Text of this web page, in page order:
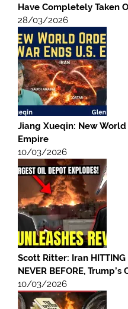
Have Completely Taken
28/03/2026
Jiang Xueqin: New World
Empire
10/03/2026
Scott Ritter: Iran HITTING
NEVER BEFORE,
10/03/2026